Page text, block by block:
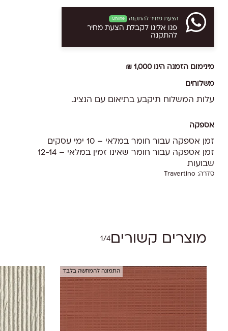
הצעת מחיר להתקנה Online
פנו אלינו לקבלת הצעת מחיר
להתקנה
מינימום הזמנה הינו 1,000 ₪
משלוחים
עלות המשלוח תיקבע בתיאום עם הנציג.
אספקה
זמן אספקה עבור חומר במלאי – 10 ימי עסקים
זמן אספקה עבור חומר שאינו זמין במלאי – 12-14
שבועות
סדרה: Travertino
מוצרים קשורים1/4
התמונה להמחשה בלבד